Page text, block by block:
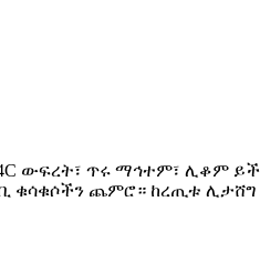
ውፍረት፣ ጥሩ ማኅተም፣ ሊቆም
ቁሳቁሶችን ጨምሮ። ከረጢቱ ሊታሸግ